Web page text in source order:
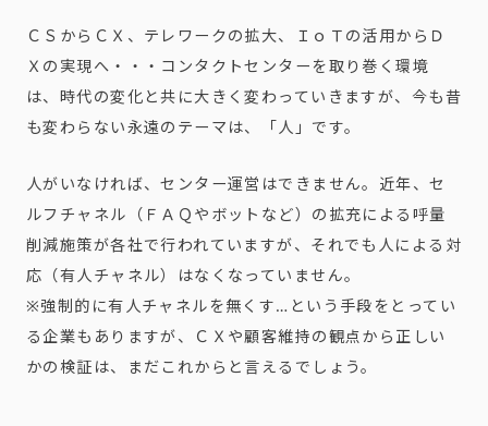
ＣＳからＣＸ、テレワークの拡大、ＩｏＴの活用からＤ
Ｘの実現へ・・・コンタクトセンターを取り巻く環境
は、時代の変化と共に大きく変わっていきますが、今も昔
も変わらない永遠のテーマは、「人」です。
人がいなければ、センター運営はできません。近年、セ
ルフチャネル（ＦＡＱやボットなど）の拡充による呼量
削減施策が各社で行われていますが、それでも人による対
応（有人チャネル）はなくなっていません。
※強制的に有人チャネルを無くす…という手段をとってい
る企業もありますが、ＣＸや顧客維持の観点から正しい
かの検証は、まだこれからと言えるでしょう。